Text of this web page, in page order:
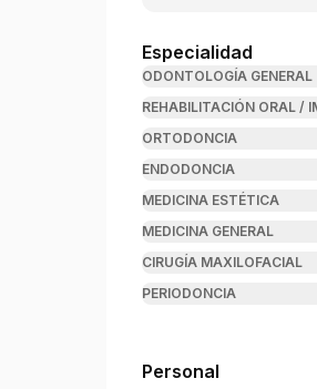
Especialidad
ODONTOLOGÍA GENERAL
REHABILITACIÓN ORAL /
ORTODONCIA
ENDODONCIA
MEDICINA ESTÉTICA
MEDICINA GENERAL
CIRUGÍA MAXILOFACIAL
PERIODONCIA
Personal